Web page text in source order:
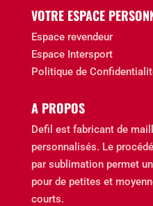
VOTRE ESPACE
Espace revendeur
Espace Intersport
Politique de
A PROPOS
Defil est fabricant de
personnalisés. Le
par sublimation permet
pour de petites et
courts.